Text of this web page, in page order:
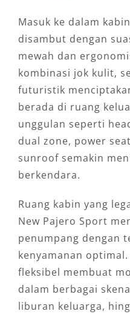
Masuk ke dalam
disambut dengan
mewah dan
kombinasi jok kulit,
futuristik
berada di ruang
unggulan seperti
dual zone, power
sunroof semakin
berkendara.
Ruang kabin yang
New Pajero Sport
penumpang dengan
kenyamanan
fleksibel membuat
dalam berbagai
liburan keluarga,